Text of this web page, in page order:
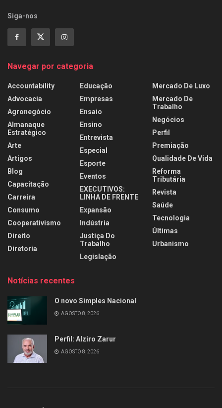
Siga-nos
Navegar por categoria
Accountability
Advocacia
Agronegócio
Almanaque
Estratégico
Arte
Artigos
Blog
Capacitação
Carreira
Consumo
Cooperativismo
Direito
Diretoria
Educação
Empresas
Ensaio
Ensino
Entrevista
Especial
Esporte
Eventos
EXECUTIVOS:
LINHA DE FRENTE
Expansão
Indústria
Justiça Do
Trabalho
Legislação
Mercado De Luxo
Mercado De
Trabalho
Negócios
Perfil
Premiação
Qualidade De Vida
Reforma
Tributária
Revista
Saúde
Tecnologia
Últimas
Urbanismo
Notícias recentes
O novo Simples Nacional
AGOSTO 8, 2026
Perfil: Alziro Zarur
AGOSTO 8, 2026